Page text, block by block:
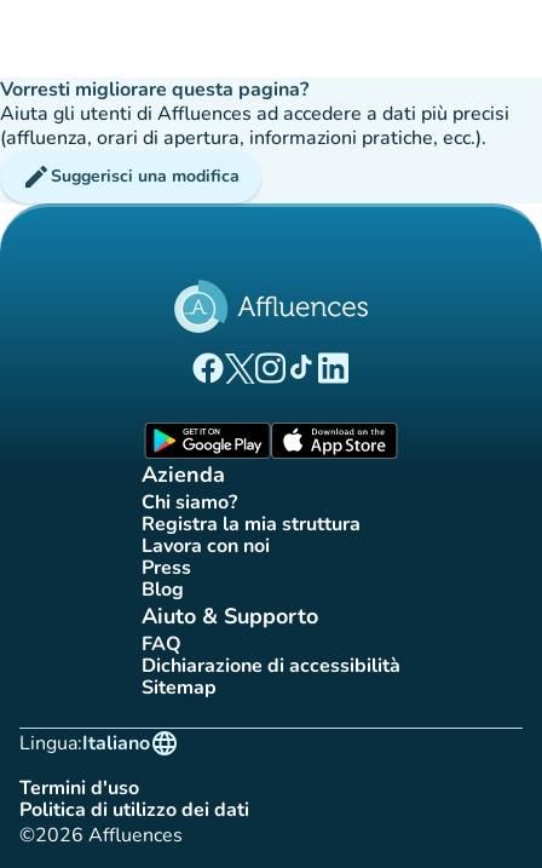
Vorresti migliorare questa pagina?
Aiuta gli utenti di Affluences ad accedere a dati più precisi
(affluenza, orari di apertura, informazioni pratiche, ecc.).
editSuggerisci una modifica
(nuova scheda)
(nuova scheda)
(nuova scheda)
(nuova scheda)
(nuova scheda)
Azienda
Chi siamo?(nuova scheda)
Registra la mia struttura
(nuova scheda)
Lavora con noi
(nuova scheda)
Press(nuova scheda)
Blog(nuova scheda)
Aiuto & Supporto
FAQ(nuova scheda)
Dichiarazione di accessibilità
(nuova scheda)
Sitemap(nuova scheda)
Lingua:
language
Italiano
Termini d'uso(nuova scheda)
Politica di utilizzo dei dati
(nuova scheda)
©2026 Affluences